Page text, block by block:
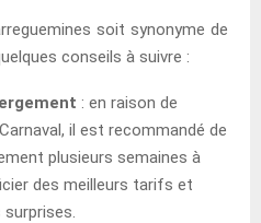
soit synonyme de
conseils à suivre :
: en raison de
il est recommandé de
plusieurs semaines à
des meilleurs tarifs et
surprises.